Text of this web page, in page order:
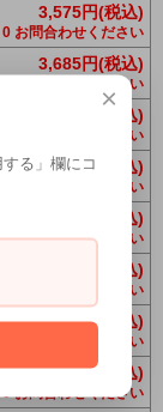
3,575円(税込)
お問合わせください
3,685円(税込)
0 お問合わせください
3,795円(税込)
0 お問合わせください
3,520円(税込)
0 お問合わせください
4,015円(税込)
お問合わせください
4,125円(税込)
0 お問合わせください
4,235円(税込)
0 お問合わせください
4,345円(税込)
0 お問合わせください
×
る」欄にコ